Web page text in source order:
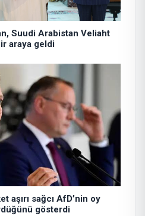
Suudi Arabistan Veliaht
araya geldi
aşırı sağcı AfD’nin oy
gösterdi